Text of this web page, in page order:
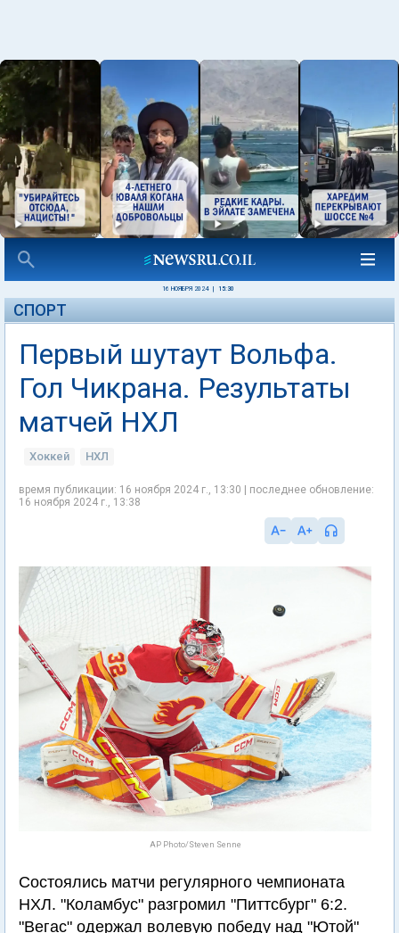
16 НОЯБРЯ 2024 15:30
СПОРТ
Первый шутаут Вольфа.
Гол Чикрана. Результаты
матчей НХЛ
Хоккей НХЛ
время публикации: 16 ноября 2024 г., 13:30 | последнее обновление:
16 ноября 2024 г., 13:38
AP Photo/Steven Senne
Состоялись матчи регулярного чемпионата
НХЛ. "Коламбус" разгромил "Питтсбург" 6:2.
"Вегас" одержал волевую победу над "Ютой"